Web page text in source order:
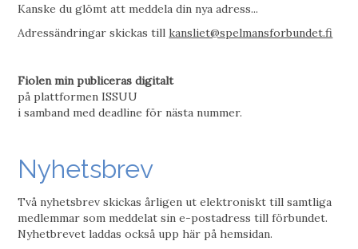
Kanske du glömt att meddela din nya adress...
Adressändringar skickas tillkansliet@spelmansforbundet.fi
Fiolen min publiceras digitalt
på plattformen ISSUU
i samband med deadline för nästa nummer.
Nyhetsbrev
Två nyhetsbrev skickas årligen ut elektroniskt till samtliga
medlemmar som meddelat sin e-postadress till förbundet.
Nyhetbrevet laddas också upp här på hemsidan.